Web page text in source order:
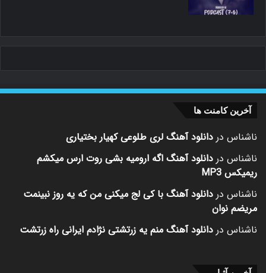
آخرین کامنت ها
ناشناس در دانلود آهنگ لری طلوعی کهیار بختیاری
ناشناس در دانلود آهنگ اگه ارومیه بشی روت ارس میکشم
ریمیکس MP3
ناشناس در دانلود آهنگ با کی لج میکنی من که یه روز نبینمت
مریضم نوان
ناشناس در دانلود آهنگ منم یه زرتشتی نژادم ایرانی راه زرتشت